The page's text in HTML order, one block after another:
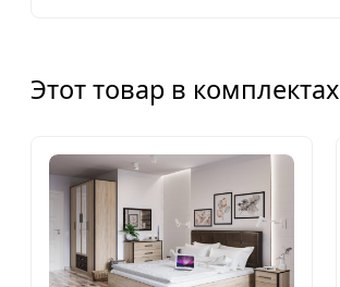
Этот товар в комплектах